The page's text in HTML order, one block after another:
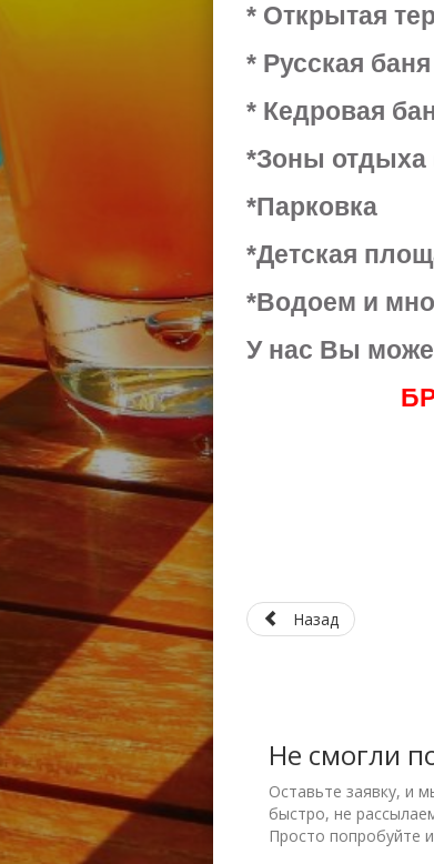
* Открытая
* Русская
* Кедровая
*Зоны отдыха
*Парковка
*Детская
*Водоем и
У нас Вы
Назад
Не смогли
Оставьте заявку, и
быстро, не
Просто попробуйте